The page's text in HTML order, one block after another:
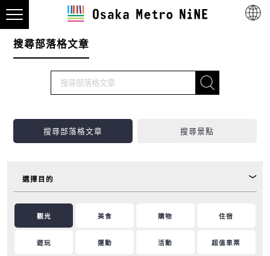
搜尋部落格文章
搜尋部落格文章 搜尋景點
選擇目的
觀光 美食 購物 住宿
遊玩 運動 活動 超值車票